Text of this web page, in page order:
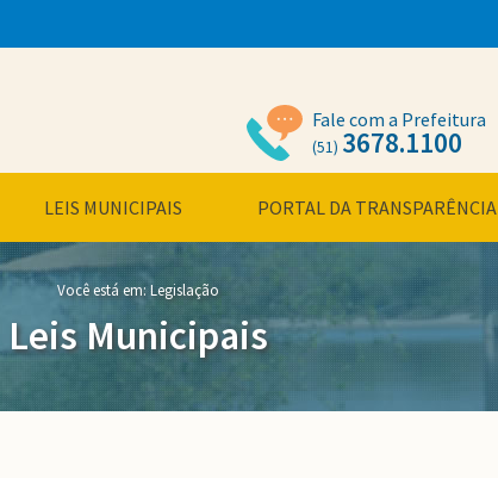
Fale com a Prefeitura
(51) 3678.1100
LEIS MUNICIPAIS PORTAL DA TRANSPARÊNCIA
Você está em:Legislação
Leis Municipais